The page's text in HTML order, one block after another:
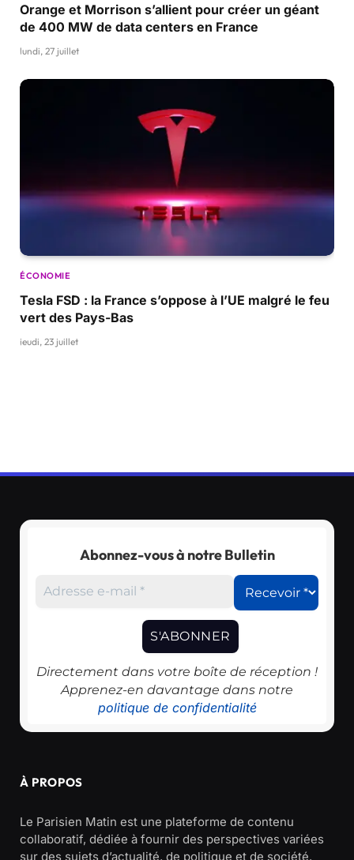
Orange et Morrison s’allient pour créer un géant
de 400 MW de data centers en France
lundi, 27 juillet
ÉCONOMIE
Tesla FSD : la France s’oppose à l’UE malgré le feu
vert des Pays-Bas
jeudi, 23 juillet
Abonnez-vous à notre Bulletin
Directement dans votre boîte de réception !
Apprenez-en davantage dans notre
politique de confidentialité
À PROPOS
Le Parisien Matin est une plateforme de contenu
collaboratif, dédiée à fournir des perspectives variées
sur des sujets d’actualité, de politique et de société.